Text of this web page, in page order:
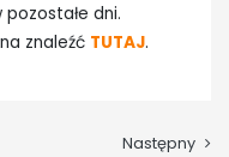
dni.
znaleźć TUTAJ.
Następny